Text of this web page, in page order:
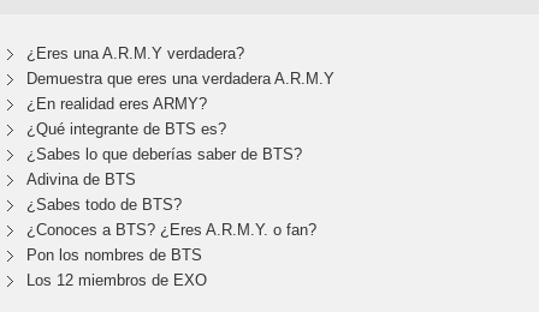
¿Eres una A.R.M.Y verdadera?
Demuestra que eres una verdadera A.R.M.Y
¿En realidad eres ARMY?
¿Qué integrante de BTS es?
¿Sabes lo que deberías saber de BTS?
Adivina de BTS
¿Sabes todo de BTS?
¿Conoces a BTS? ¿Eres A.R.M.Y. o fan?
Pon los nombres de BTS
Los 12 miembros de EXO